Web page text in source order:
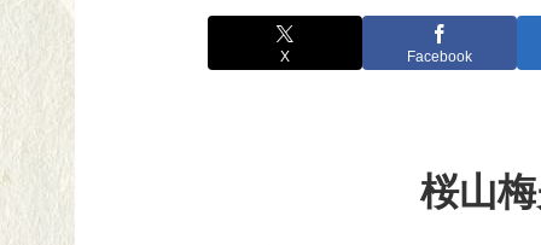
X Facebook
桜山